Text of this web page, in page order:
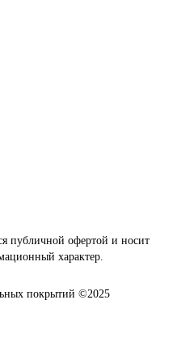
публичной офертой и носит
характер.
покрытий ©2025